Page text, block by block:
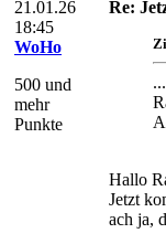
21.01.26
18:45
WoHo
500 und
mehr
Punkte
Re:
Hallo
Jetzt
ach ja,